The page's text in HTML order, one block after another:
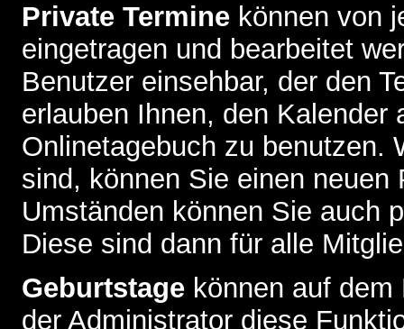
Private Termine können von
eingetragen und bearbeitet
Benutzer einsehbar, der den
erlauben Ihnen, den
Onlinetagebuch zu benutzen.
sind, können Sie einen neuen
Umständen können Sie auch
Diese sind dann für alle
Geburtstage können auf
der Administrator diese